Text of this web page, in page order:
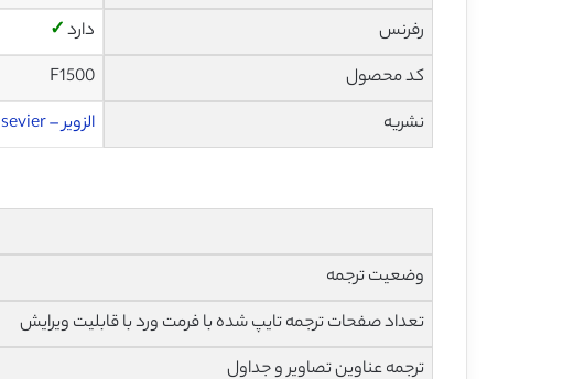
رفرنس
دارد✓
کد محصول
F1500
نشریه
الزویر – Elsevier
وضعیت ترجمه
تعداد صفحات ترجمه تایپ شده با فرمت ورد با قابلیت ویرایش
ترجمه عناوین تصاویر و جداول